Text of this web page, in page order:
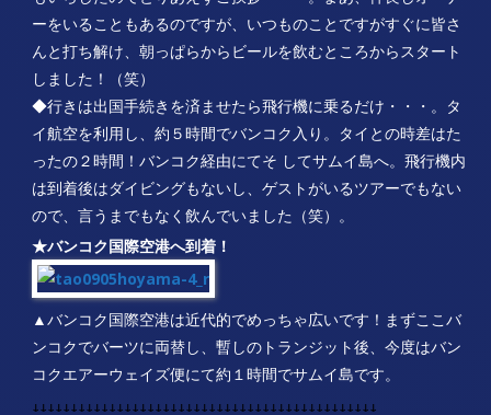
ーをいることもあるのですが、いつものことですがすぐに皆さ
んと打ち解け、朝っぱらからビールを飲むところからスタート
しました！（笑）
◆行きは出国手続きを済ませたら飛行機に乗るだけ・・・。タ
イ航空を利用し、約５時間でバンコク入り。タイとの時差はた
ったの２時間！バンコク経由にてそ してサムイ島へ。飛行機内
は到着後はダイビングもないし、ゲストがいるツアーでもない
ので、言うまでもなく飲んでいました（笑）。
★バンコク国際空港へ到着！
▲バンコク国際空港は近代的でめっちゃ広いです！まずここバ
ンコクでバーツに両替し、暫しのトランジット後、今度はバン
コクエアーウェイズ便にて約１時間でサムイ島です。
↓↓↓↓↓↓↓↓↓↓↓↓↓↓↓↓↓↓↓↓↓↓↓↓↓↓↓↓↓↓↓↓↓↓↓↓↓↓↓↓↓↓↓↓↓